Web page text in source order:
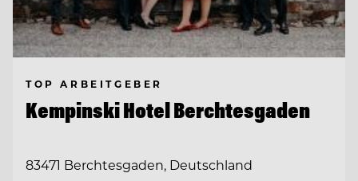
TOP ARBEITGEBER
Kempinski Hotel Berchtesgaden
83471 Berchtesgaden, Deutschland